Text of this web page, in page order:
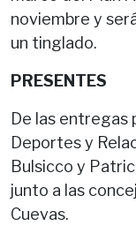
noviembre y
un tinglado.
PRESENTES
De las entregas
Deportes y
Bulsicco y
junto a las
Cuevas.